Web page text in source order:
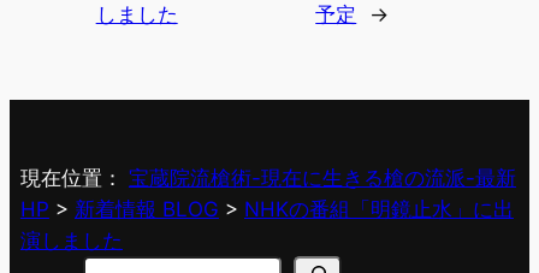
しました
予定
→
現在位置： 宝蔵院流槍術-現在に生きる槍の流派-最新
HP > 新着情報 BLOG > NHKの番組「明鏡止水」に出
演しました